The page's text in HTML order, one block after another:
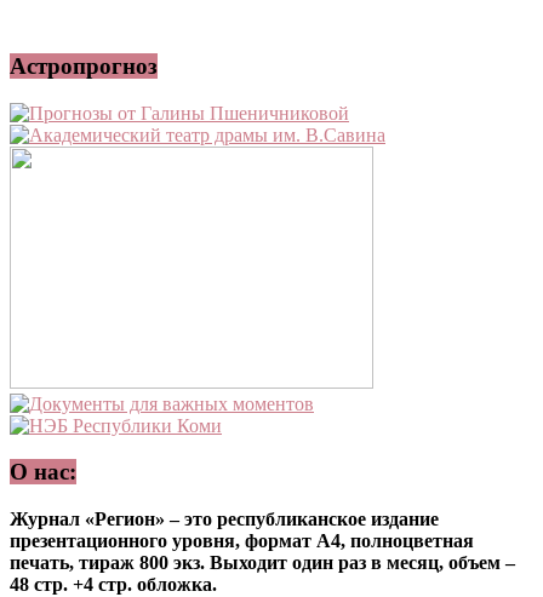
Астропрогноз
О нас:
Журнал «Регион» – это республиканское издание
презентационного уровня, формат А4, полноцветная
печать, тираж 800 экз. Выходит один раз в месяц, объем –
48 стр. +4 стр. обложка.